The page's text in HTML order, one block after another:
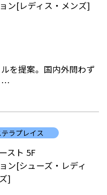
ン[レディス・メンズ]
を提案。国内外問わず
プトに、カルチャー・
プでストリートスタイ
ムを展開致します。
ラプレイス
スト 5F
ン[シューズ・レディ
]